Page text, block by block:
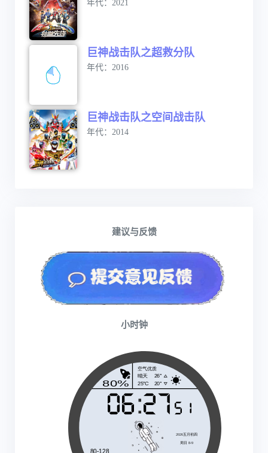
年代：2021
巨神战击队之超救分队
年代：2016
巨神战击队之空间战击队
年代：2014
建议与反馈
小时钟